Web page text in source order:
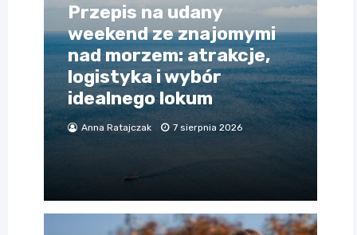
Przepis na udany
weekend ze znajomymi
nad morzem: atrakcje,
logistyka i wybór
idealnego lokum
Anna Ratajczak 7 sierpnia 2026